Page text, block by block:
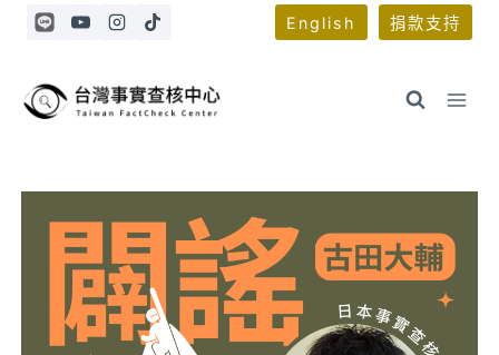
Skip
English 捐款支持